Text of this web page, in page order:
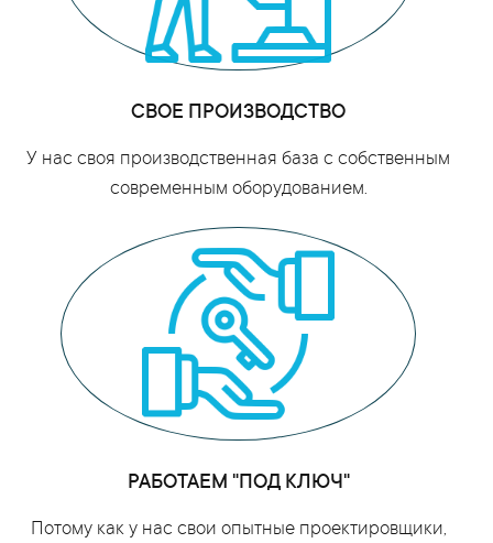
СВОЕ ПРОИЗВОДСТВО
У нас своя производственная база с собственным
современным оборудованием.
РАБОТАЕМ "ПОД КЛЮЧ"
Потому как у нас свои опытные проектировщики,